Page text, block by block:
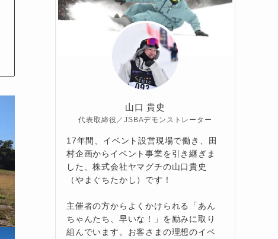
山口 貴史
代表取締役／JSBAデモンストレーター
17年間、イベント設営現場で働き、田
村企画からイベント事業を引き継ぎま
した、株式会社ヤマグチの山口貴史
（やまぐちたかし）です！
主催者の方からよくかけられる「あん
ちゃんたち、早いな！」を励みに取り
組んでいます。お客さまの理想のイベ